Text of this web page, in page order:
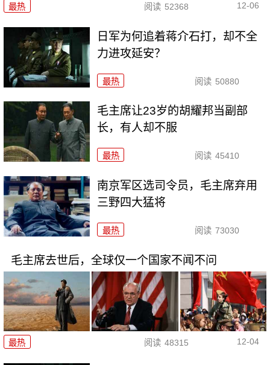
最热 阅读 52368 12-06
日军为何追着蒋介石打，却不全
力进攻延安？
最热 阅读 50880
毛主席让23岁的胡耀邦当副部
长，有人却不服
最热 阅读 45410
南京军区选司令员，毛主席弃用
三野四大猛将
最热 阅读 73030
毛主席去世后，全球仅一个国家不闻不问
最热 阅读 48315 12-04